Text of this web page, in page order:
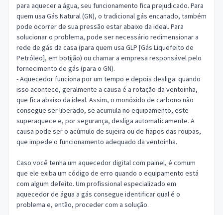
para aquecer a água, seu funcionamento fica prejudicado. Para
quem usa Gás Natural (GN), o tradicional gás encanado, também
pode ocorrer de sua pressão estar abaixo da ideal. Para
solucionar o problema, pode ser necessário redimensionar a
rede de gás da casa (para quem usa GLP [Gás Liquefeito de
Petróleo], em botijão) ou chamar a empresa responsável pelo
fornecimento de gás (para o GN).
- Aquecedor funciona por um tempo e depois desliga: quando
isso acontece, geralmente a causa é a rotação da ventoinha,
que fica abaixo da ideal. Assim, o monóxido de carbono não
consegue ser liberado, se acumula no equipamento, este
superaquece e, por segurança, desliga automaticamente. A
causa pode ser o acúmulo de sujeira ou de fiapos das roupas,
que impede o funcionamento adequado da ventoinha.
Caso você tenha um aquecedor digital com painel, é comum
que ele exiba um código de erro quando o equipamento está
com algum defeito. Um profissional especializado em
aquecedor de água a gás consegue identificar qual é o
problema e, então, proceder com a solução.